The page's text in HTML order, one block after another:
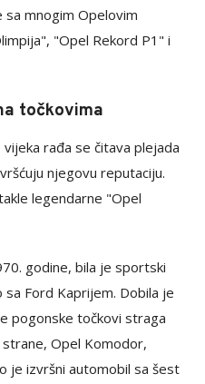
mnogim Opelovim
"Opel Rekord P1" i
točkovima
rađa se čitava plejada
njegovu reputaciju.
legendarne "Opel
godine, bila je sportski
Ford Kaprijem. Dobila je
pogonske točkovi straga
Opel Komodor,
je izvršni automobil sa šest